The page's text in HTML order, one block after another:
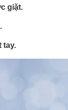
giặt.
tay.